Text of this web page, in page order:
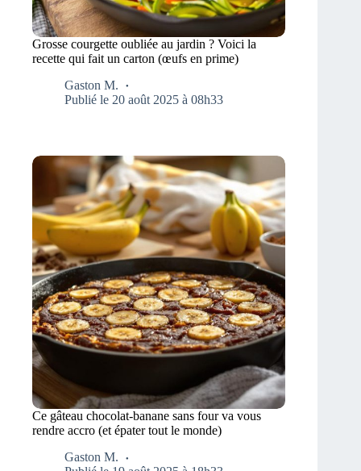
Grosse courgette oubliée au jardin ? Voici la
recette qui fait un carton (œufs en prime)
Gaston M.
Publié le 20 août 2025 à 08h33
Ce gâteau chocolat-banane sans four va vous
rendre accro (et épater tout le monde)
Gaston M.